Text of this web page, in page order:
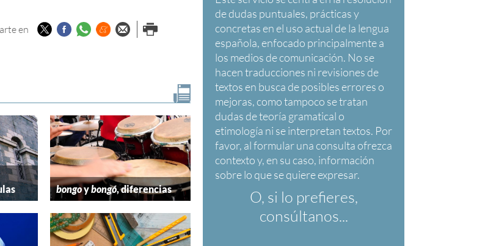
O, si lo prefieres,
consúltanos...
en TwitterFacebook
Whatsapp
Menéame
Enviar porImprimir
bongoybongó, diferencias